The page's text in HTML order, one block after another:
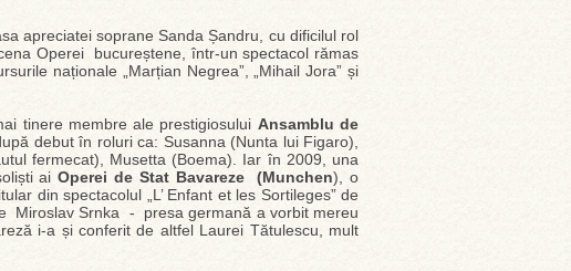
apreciatei soprane Sanda Șandru, cu dificilul rol
Operei bucureștene, într-un spectacol rămas
naționale „Marțian Negrea”, „Mihail Jora” și
tinere membre ale prestigiosului Ansamblu de
debut în roluri ca: Susanna (Nunta lui Figaro),
fermecat), Musetta (Boema). Iar în 2009, una
ai Operei de Stat Bavareze (Munchen), o
din spectacolul „L’ Enfant et les Sortileges” de
Miroslav Srnka - presa germană a vorbit mereu
i-a și conferit de altfel Laurei Tătulescu, mult